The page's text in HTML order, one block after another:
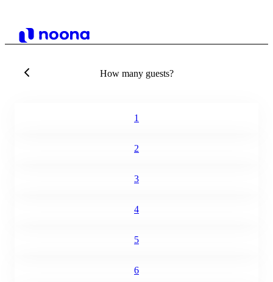
How many guests?
1
2
3
4
5
6